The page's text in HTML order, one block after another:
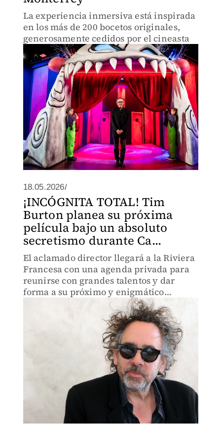
La experiencia inmersiva está inspirada
en los más de 200 bocetos originales,
generosamente cedidos por el cineasta
18.05.2026/
¡INCÓGNITA TOTAL! Tim
Burton planea su próxima
película bajo un absoluto
secretismo durante Ca...
El aclamado director llegará a la Riviera
Francesa con una agenda privada para
reunirse con grandes talentos y dar
forma a su próximo y enigmático
proyecto cinematográfico.